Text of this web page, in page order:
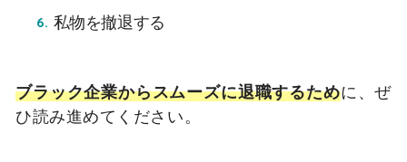
私物を撤退する
ブラック企業からスムーズに退職するために、ぜ
ひ読み進めてください。